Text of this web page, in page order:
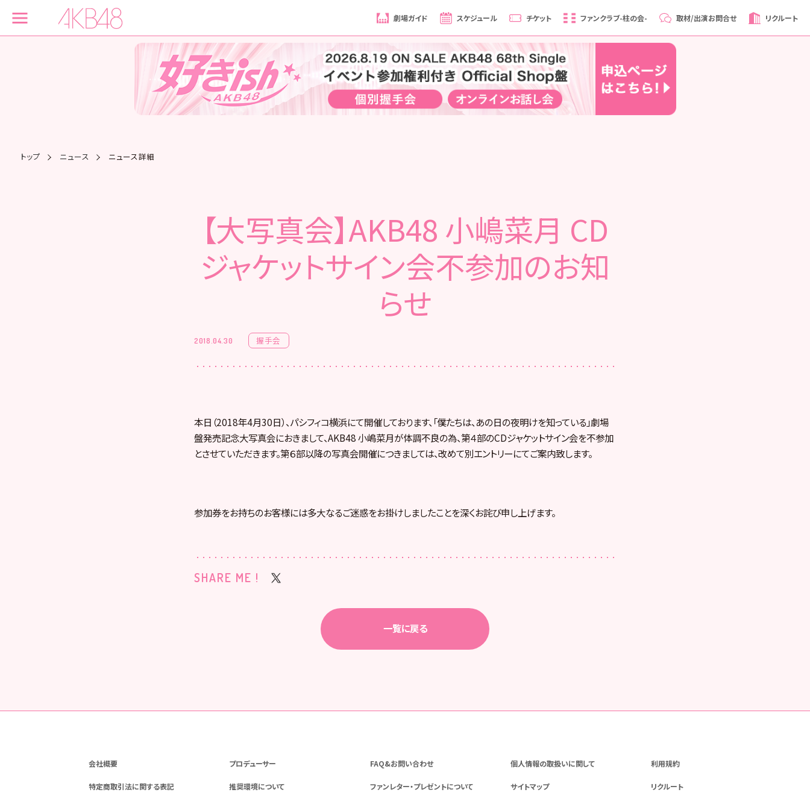
劇場ガイド スケジュール チケット ファンクラブ-柱の会- 取材/出演お問合せ リクルート
トップ ニュース ニュース詳細
【大写真会】AKB48 小嶋菜月 CD
ジャケットサイン会不参加のお知
らせ
2018.04.30 握手会
本日（2018年4月30日）、パシフィコ横浜にて開催しております、「僕たちは、あの日の夜明けを知っている」劇場
盤発売記念大写真会におきまして、AKB48 小嶋菜月が体調不良の為、第４部のCDジャケットサイン会を不参加
とさせていただきます。第６部以降の写真会開催につきましては、改めて別エントリーにてご案内致します。
参加券をお持ちのお客様には多大なるご迷惑をお掛けしましたことを深くお詫び申し上げます。
SHARE ME !
一覧に戻る
会社概要 プロデューサー FAQ&お問い合わせ 個人情報の取扱いに関して 利用規約
特定商取引法に関する表記 推奨環境について ファンレター・プレゼントについて サイトマップ リクルート